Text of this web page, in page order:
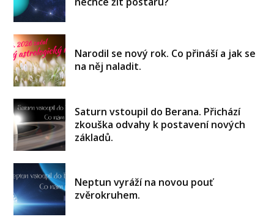
Narodil se nový rok. Co přináší a jak se
na něj naladit.
Saturn vstoupil do Berana. Přichází
zkouška odvahy k postavení nových
základů.
Neptun vyráží na novou pouť
zvěrokruhem.